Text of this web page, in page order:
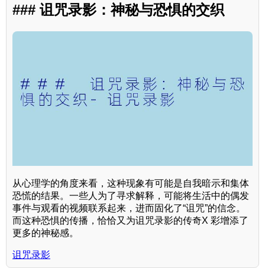
### 诅咒录影：神秘与恐惧的交织
从心理学的角度来看，这种现象有可能是自我暗示和集体
恐慌的结果。一些人为了寻求解释，可能将生活中的偶发
事件与观看的视频联系起来，进而固化了“诅咒”的信念。
而这种恐惧的传播，恰恰又为诅咒录影的传奇X 彩增添了
更多的神秘感。
诅咒录影